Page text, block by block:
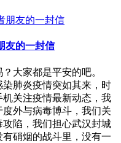
友的一封信
大家都是平安的吧。
染肺炎疫情突如其来，时
关注疫情最新动态，我
外与病毒博斗，我们关
陷，我们担心武汉封城
硝烟的战斗里，没有一